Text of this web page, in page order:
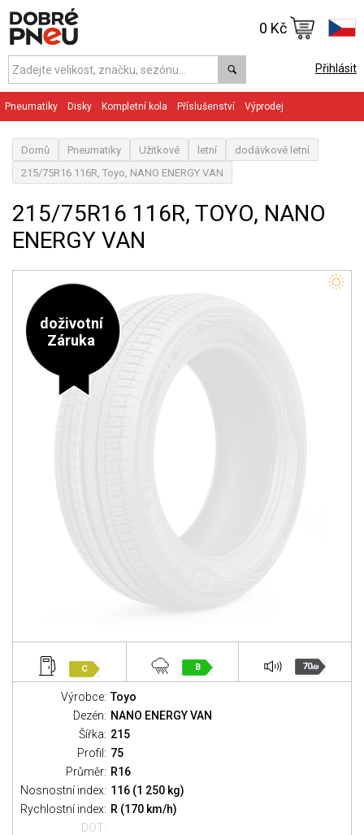
Přihlásit
0 Kč
Pneumatiky Disky Kompletní kola Příslušenství Výprodej
Domů Pneumatiky Užitkové letní
dodávkové letní
215/75R16 116R, Toyo, NANO ENERGY VAN
215/75R16 116R, TOYO, NANO
ENERGY VAN
doživotní
Záruka
C B 70dB
Výrobce: Toyo
Dezén: NANO ENERGY VAN
Šířka: 215
Profil: 75
Průměr: R16
Nosnostní index: 116 (1 250 kg)
Rychlostní index: R (170 km/h)
DOT: